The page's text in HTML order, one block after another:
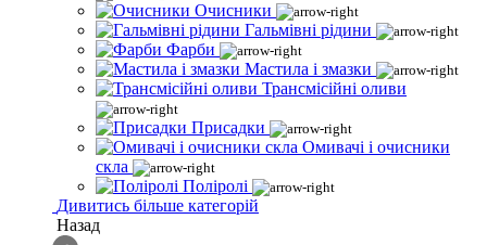
Очисники
Гальмівні рідини
Фарби
Мастила і змазки
Трансмісійні оливи
Присадки
Омивачі і очисники
скла
Поліролі
Дивитись більше категорій
Назад